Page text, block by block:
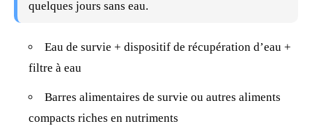
quelques jours sans eau.
Eau desurvie + dispositif derécupération d’eau +
filtre à eau
Barres alimentaires de survie ou autres aliments
compacts riches en nutriments